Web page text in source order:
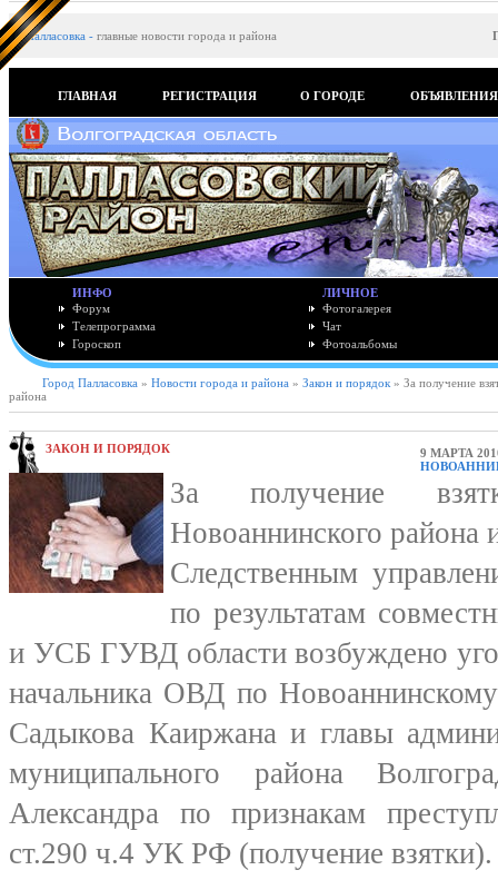
Палласовка - главные новости города и района
ГЛАВНАЯ РЕГИСТРАЦИЯ О ГОРОДЕ ОБЪЯВЛЕНИЯ
ИНФО
Форум
Телепрограмма
Гороскоп
ЛИЧНОЕ
Фотогалерея
Чат
Фотоальбомы
Город Палласовка » Новости города и района » Закон и порядок » За получение
района
ЗАКОН И ПОРЯДОК
9 МАРТА
За получение
Новоаннинского
Следственным
по результатам
и УСБ ГУВД области возбуждено
начальника ОВД по
Садыкова Каиржана и главы
муниципального района
Александра по признакам
ст.290 ч.4 УК РФ (получение взятки).